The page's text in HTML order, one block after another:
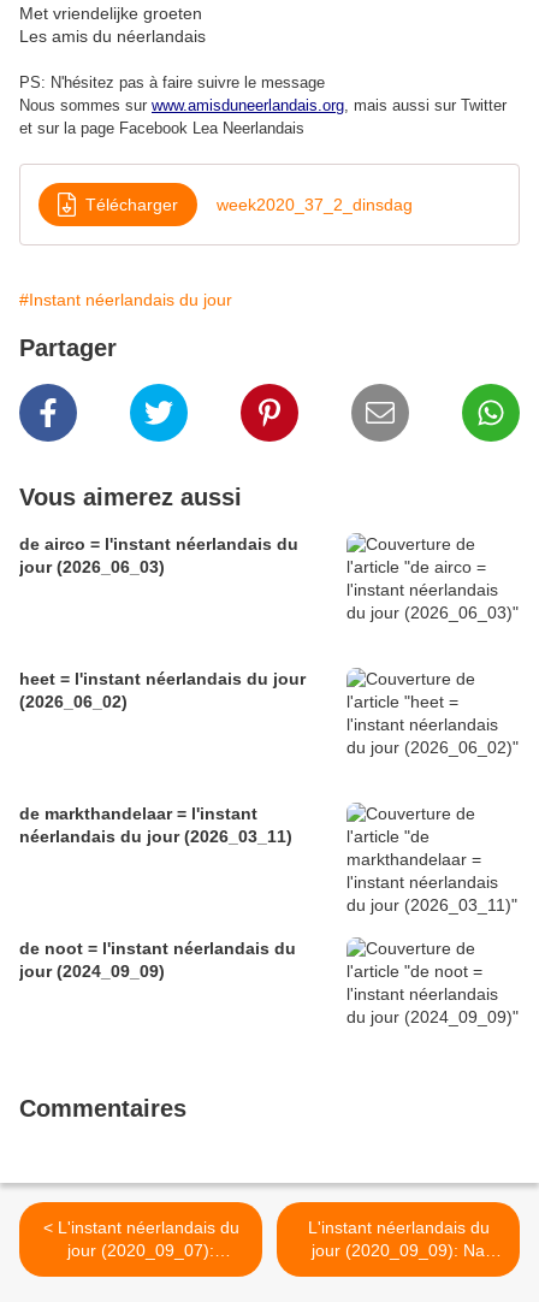
Met vriendelijke groeten
Les amis du néerlandais
PS: N'hésitez pas à faire suivre le message
Nous sommes sur www.amisduneerlandais.org, mais aussi sur Twitter
et sur la page Facebook Lea Neerlandais
Télécharger week2020_37_2_dinsdag
#Instant néerlandais du jour
Partager
Vous aimerez aussi
de airco = l'instant néerlandais du
jour (2026_06_03)
heet = l'instant néerlandais du jour
(2026_06_02)
de markthandelaar = l'instant
néerlandais du jour (2026_03_11)
de noot = l'instant néerlandais du
jour (2024_09_09)
Commentaires
< L'instant néerlandais du
jour (2020_09_07):
mandaag, werkdag
L'instant néerlandais du
jour (2020_09_09): Na
dinsdag komt woensdag >